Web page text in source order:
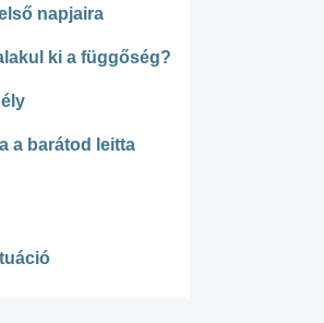
napjaira
ki a függőség?
a barátod leitta